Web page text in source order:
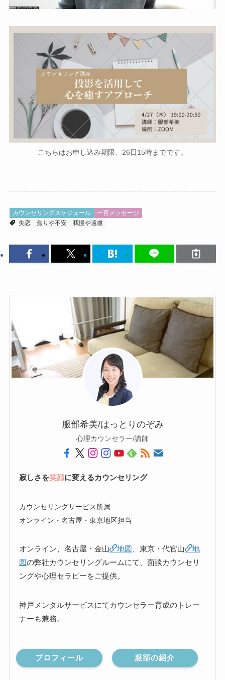
こちらはお申し込み期限、26日15時までです。
カウンセリングスケジュール
一言メッセージ
失恋
焦りや不安 我慢や遠慮
服部希美/はっとりのぞみ
心理カウンセラー/講師
寂しさを笑顔に変えるカウンセリング
カウンセリングサービス所属
オンライン・名古屋・東京地区担当
オンライン、名古屋・金山 地図 、東京・代官山
地
図の弊社カウンセリングルームにて、面談カウンセリ
ングや心理セラピーをご提供。
神戸メンタルサービスにてカウンセラー育成のトレー
ナーも兼務。
プロフィール 服部の紹介